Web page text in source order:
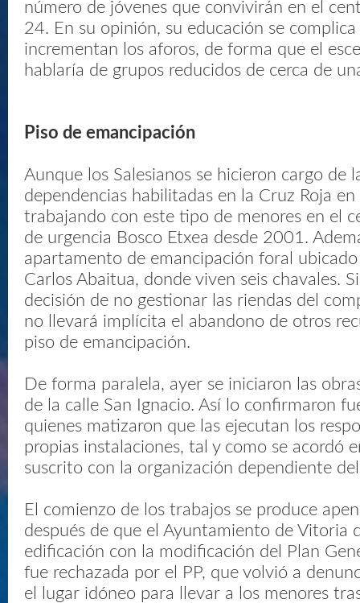
número de jóvenes que convivirán en el
24. En su opinión, su educación se
incrementan los aforos, de forma que el
hablaría de grupos reducidos de cerca de
Piso de emancipación
Aunque los Salesianos se hicieron cargo de
dependencias habilitadas en la Cruz Roja
trabajando con este tipo de menores en el
de urgencia Bosco Etxea desde 2001.
apartamento de emancipación foral
Carlos Abaitua, donde viven seis chavales.
decisión de no gestionar las riendas del
no llevará implícita el abandono de otros
piso de emancipación.
De forma paralela, ayer se iniciaron las
de la calle San Ignacio. Así lo confirmaron
quienes matizaron que las ejecutan los
propias instalaciones, tal y como se acordó
suscrito con la organización dependiente
El comienzo de los trabajos se produce
después de que el Ayuntamiento de Vitoria
edificación con la modificación del Plan
fue rechazada por el PP, que volvió a
el lugar idóneo para llevar a los menores